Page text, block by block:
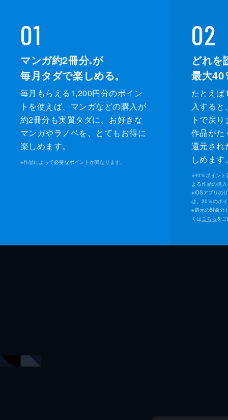
01
マンガ約2冊分※が
毎月タダで楽しめる。
毎月もらえる1,200円分のポイン
トを使えば、マンガなどの購入が
約2冊分も実質タダに。お好きな
マンガやラノベを、とてもお得に
楽しめます。
※作品によって必要なポイントが異なります。
02
どれを
最大40
たとえ
入する
トで戻
作品がた
還元され
しめます
※40％ポイント
よる作品の購
※iOSアプリの
は、20％のポ
※還元の対象外
くはこちらを